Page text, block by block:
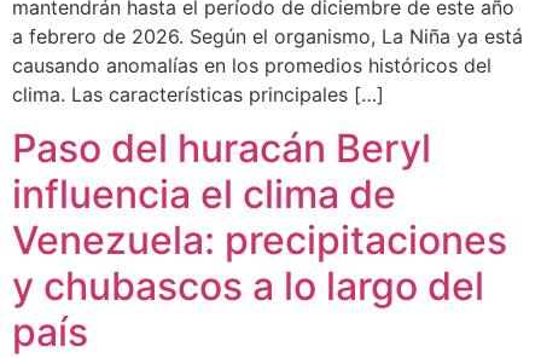
mantendrán hasta el período de diciembre de este año
a febrero de 2026. Según el organismo, La Niña ya está
causando anomalías en los promedios históricos del
clima. Las características principales […]
Paso del huracán Beryl
influencia el clima de
Venezuela: precipitaciones
y chubascos a lo largo del
país